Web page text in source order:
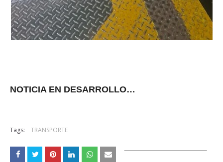
NOTICIA EN DESARROLLO…
Tags: TRANSPORTE